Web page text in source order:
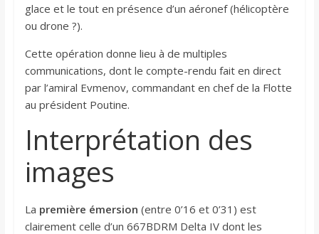
glace et le tout en présence d’un aéronef (hélicoptère
ou drone ?).
Cette opération donne lieu à de multiples
communications, dont le compte-rendu fait en direct
par l’amiral Evmenov, commandant en chef de la Flotte
au président Poutine.
Interprétation des
images
La première émersion (entre 0’16 et 0’31) est
clairement celle d’un 667BDRM Delta IV dont les